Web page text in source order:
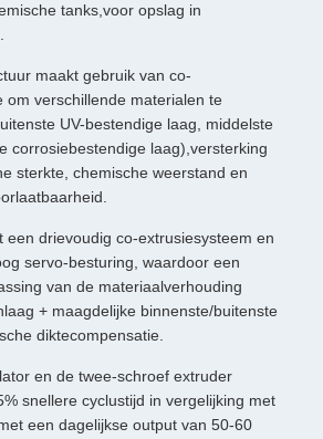
tanks,voor opslag in
maakt gebruik van co-
om verschillende materialen te
UV-bestendige laag, middelste
corrosiebestendige laag),versterking
sterkte, chemische weerstand en
een drievoudig co-extrusiesysteem en
servo-besturing, waardoor een
van de materiaalverhouding
+ maagdelijke binnenste/buitenste
diktecompensatie.
en de twee-schroef extruder
snellere cyclustijd in vergelijking met
een dagelijkse output van 50-60